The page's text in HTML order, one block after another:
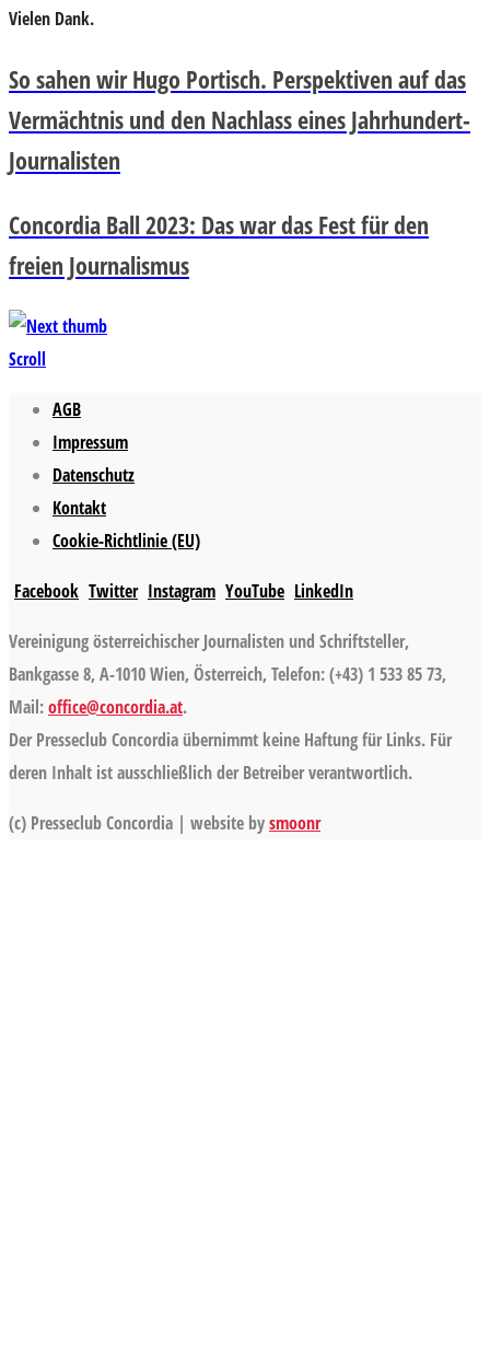
Vielen Dank.
So sahen wir Hugo Portisch. Perspektiven auf das
Vermächtnis und den Nachlass eines Jahrhundert-
Journalisten
Concordia Ball 2023: Das war das Fest für den
freien Journalismus
Scroll
AGB
Impressum
Datenschutz
Kontakt
Cookie-Richtlinie (EU)
Facebook Twitter Instagram YouTube LinkedIn
Vereinigung österreichischer Journalisten und Schriftsteller,
Bankgasse 8, A-1010 Wien, Österreich, Telefon: (+43) 1 533 85 73,
Mail:office@concordia.at.
Der Presseclub Concordia übernimmt keine Haftung für Links. Für
deren Inhalt ist ausschließlich der Betreiber verantwortlich.
(c) Presseclub Concordia | website bysmoonr